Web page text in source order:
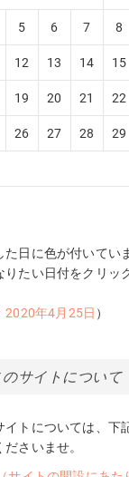
5 6 7 8
12 13 14 15
19 20 21 22
26 27 28 29
た日に色が付いてい
りたい日付をクリッ
2020年4月25日 ）
のサイトについて
イトについては、下
さいませ。